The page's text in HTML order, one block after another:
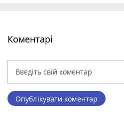
Коментарі
Опублікувати коментар